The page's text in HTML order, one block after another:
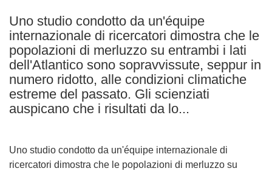
Uno studio condotto da un'équipe
internazionale di ricercatori dimostra che le
popolazioni di merluzzo su entrambi i lati
dell'Atlantico sono sopravvissute, seppur in
numero ridotto, alle condizioni climatiche
estreme del passato. Gli scienziati
auspicano che i risultati da lo...
Uno studio condotto da un'équipe internazionale di
ricercatori dimostra che le popolazioni di merluzzo su